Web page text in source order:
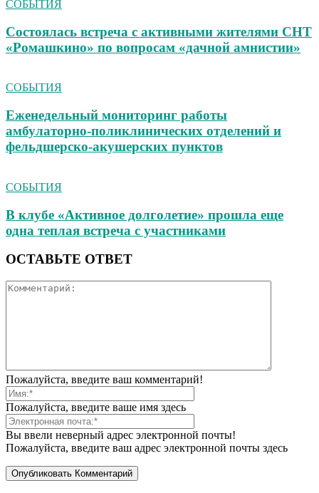
СОБЫТИЯ
Состоялась встреча с активными жителями СНТ
«Ромашкино» по вопросам «дачной амнистии»
СОБЫТИЯ
Еженедельный мониторинг работы
амбулаторно‑поликлинических отделений и
фельдшерско‑акушерских пунктов
СОБЫТИЯ
В клубе «Активное долголетие» прошла еще
одна теплая встреча с участниками
ОСТАВЬТЕ ОТВЕТ
Пожалуйста, введите ваш комментарий!
Пожалуйста, введите ваше имя здесь
Вы ввели неверный адрес электронной почты!
Пожалуйста, введите ваш адрес электронной почты здесь